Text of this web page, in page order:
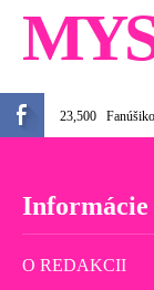
23,500
Informácie
O REDAKCII